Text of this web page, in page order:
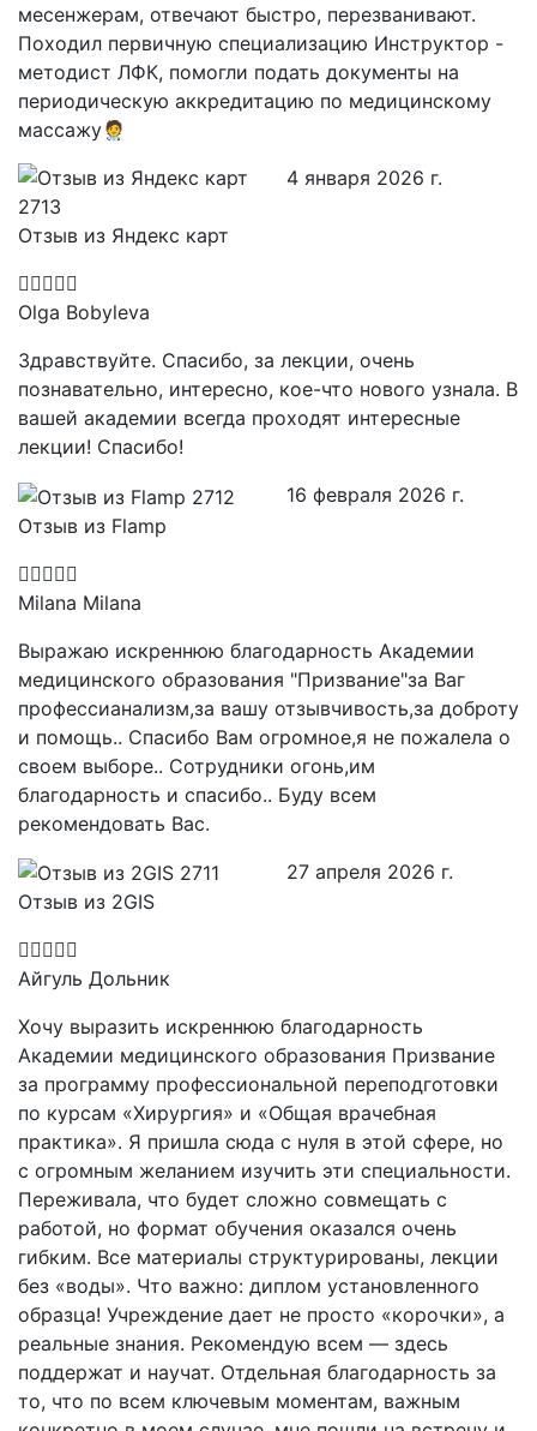
месенжерам, отвечают быстро, перезванивают.
Походил первичную специализацию Инструктор -
методист ЛФК, помогли подать документы на
периодическую аккредитацию по медицинскому
массажу🧑‍⚕️
Отзыв из Яндекс карт
4 января 2026 г.
Olga Bobyleva
Здравствуйте. Спасибо, за лекции, очень
познавательно, интересно, кое-что нового узнала. В
вашей академии всегда проходят интересные
лекции! Спасибо!
Отзыв из Flamp
16 февраля 2026 г.
Milana Milana
Выражаю искреннюю благодарность Академии
медицинского образования "Призвание"за Ваг
профессианализм,за вашу отзывчивость,за доброту
и помощь.. Спасибо Вам огромное,я не пожалела о
своем выборе.. Сотрудники огонь,им
благодарность и спасибо.. Буду всем
рекомендовать Вас.
Отзыв из 2GIS
27 апреля 2026 г.
Айгуль Дольник
Хочу выразить искреннюю благодарность
Академии медицинского образования Призвание
за программу профессиональной переподготовки
по курсам «Хирургия» и «Общая врачебная
практика». Я пришла сюда с нуля в этой сфере, но
с огромным желанием изучить эти специальности.
Переживала, что будет сложно совмещать с
работой, но формат обучения оказался очень
гибким. Все материалы структурированы, лекции
без «воды». Что важно: диплом установленного
образца! Учреждение дает не просто «корочки», а
реальные знания. Рекомендую всем — здесь
поддержат и научат. Отдельная благодарность за
то, что по всем ключевым моментам, важным